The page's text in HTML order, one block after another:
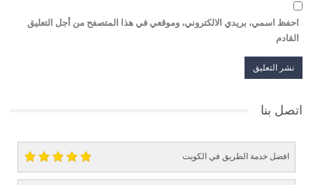
احفظ اسمي، بريدي الالكتروني، وموقعي في هذا المتصفح من أجل التعليق
القادم
اتصل بنا
افضل خدمة الطريق في الكويت